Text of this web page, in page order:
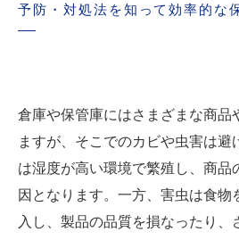
予防・対処法を知って効率的な
倉庫や保管庫にはさまざまな商品
ますが、そこでのカビや虫害は避
は湿度が高い環境で繁殖し、商品
因となります。一方、害虫は食物
入し、製品の品質を損なったり、